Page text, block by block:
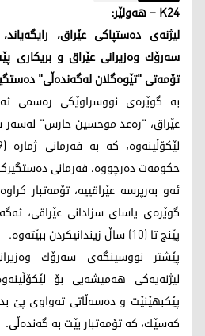
K24 – هه‌ولێر:
لیژنه‌ی ده‌ستپاكی عێراق،
سه‌رۆك وه‌زیرانی عێراق و بریكاری
تۆمه‌تی "تێوه‌گلان له‌گه‌نده‌ڵی"
به‌ گوێره‌ی نووسراوێكی ره‌سمی
عێراق، "ره‌عد موحسین حارس" له‌سه‌ر
حكومه‌ت ده‌رچووه‌، فه‌رمانی
ئه‌و به‌رپرسه‌ عێراقییه‌، تۆمه‌تبار
گوێره‌ی یاسای سزادانی عێراقی،
پێنج تا (10) ساڵ زیندانیكردن ببێته‌وه‌.
پێشتر نووسینگه‌ی سه‌رۆك
لیژنه‌یه‌كی هه‌میشه‌یی بۆ
پێكبهێنێت و ده‌سه‌ڵاتی ته‌واوی پێ
كه‌سێك، كه‌ تۆمه‌تبار بێت به‌ گه‌نده‌ڵی.